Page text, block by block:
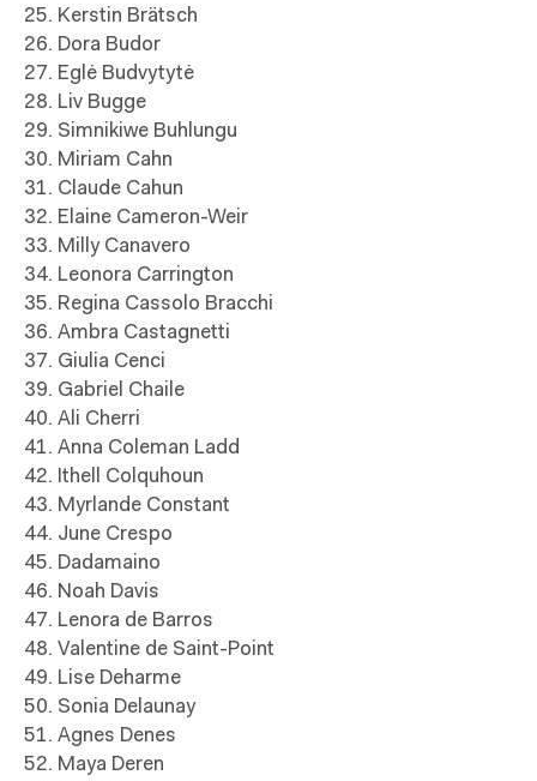
25. Kerstin Brätsch
26. Dora Budor
27. Eglė Budvytytė
28. Liv Bugge
29. Simnikiwe Buhlungu
30. Miriam Cahn
31. Claude Cahun
32. Elaine Cameron-Weir
33. Milly Canavero
34. Leonora Carrington
35. Regina Cassolo Bracchi
36. Ambra Castagnetti
37. Giulia Cenci
39. Gabriel Chaile
40. Ali Cherri
41. Anna Coleman Ladd
42. Ithell Colquhoun
43. Myrlande Constant
44. June Crespo
45. Dadamaino
46. Noah Davis
47. Lenora de Barros
48. Valentine de Saint-Point
49. Lise Deharme
50. Sonia Delaunay
51. Agnes Denes
52. Maya Deren